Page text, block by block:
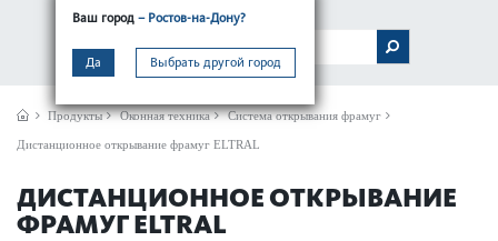
Ваш город – Ростов-на-Дону?
Да Выбрать другой город
МЕНЮ
Продукты Оконная техника Система открывания фрамуг
Дистанционное открывание фрамуг ELTRAL
ДИСТАНЦИОННОЕ ОТКРЫВАНИЕ
ФРАМУГ ELTRAL